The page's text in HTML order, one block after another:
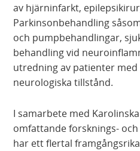
av hjärninfarkt,
Parkinsonbehandling
och pumpbehandlingar,
behandling vid
utredning av patienter med
neurologiska tillstånd.
I samarbete med
omfattande forsknings-
har ett flertal